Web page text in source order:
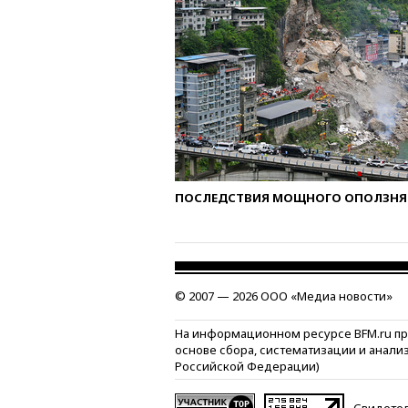
ПОСЛЕДСТВИЯ МОЩНОГО ОПОЛЗНЯ
© 2007 — 2026 ООО «Медиа новости»
На информационном ресурсе BFM.ru
основе сбора, систематизации и
Российской Федерации)